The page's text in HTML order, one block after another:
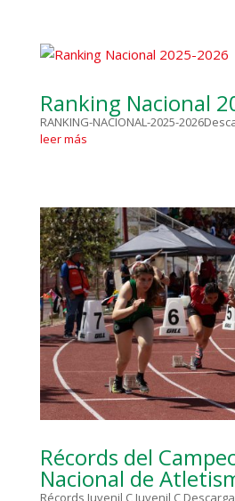
Ranking Nacional
RANKING-NACIONAL-2025-
leer más
Récords del
Nacional de
Récords Juvenil C Juvenil C